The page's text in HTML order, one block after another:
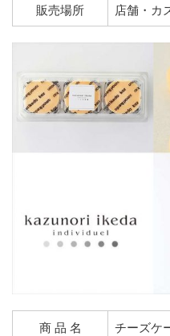
販売場所
店舗・カ
商 品 名
チーズケ